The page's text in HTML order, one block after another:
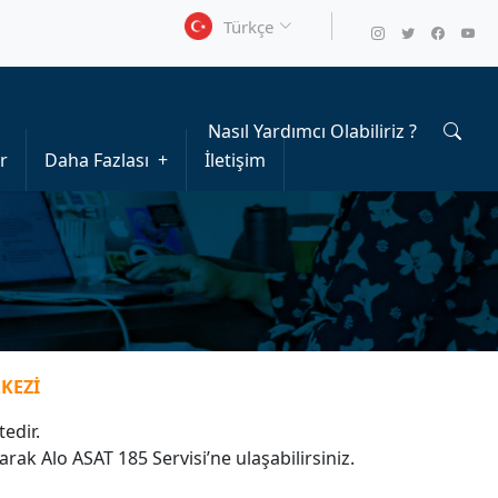
Türkçe
Daha Fazlası İletişim
Nasıl Yardımcı Olabiliriz ?
Alo ASAT 185 Servisi’ne ulaşabilirsiniz.